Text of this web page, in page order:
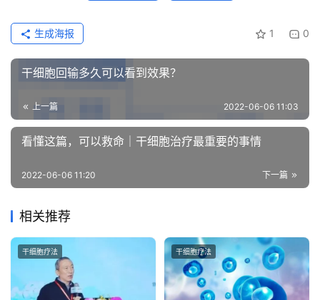
1 0
生成海报
干细胞回输多久可以看到效果？
上一篇 2022-06-06 11:03
看懂这篇，可以救命｜干细胞治疗最重要的事情
下一篇
2022-06-06 11:20
相关推荐
干细胞疗法 干细胞疗法